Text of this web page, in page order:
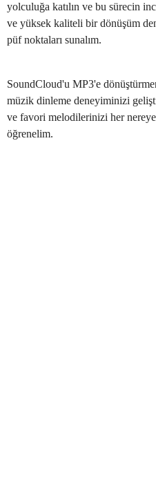
yolculuğa katılın ve bu sürecin
ve yüksek kaliteli bir dönüşüm
püf noktaları sunalım.
SoundCloud'u MP3'e
müzik dinleme deneyiminizi
ve favori melodilerinizi her nereye
öğrenelim.